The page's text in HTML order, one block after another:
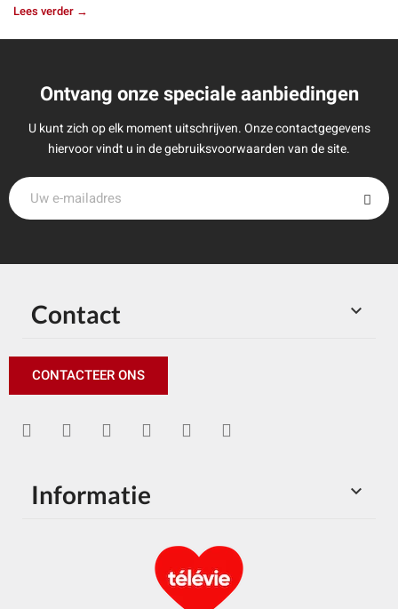
Lees verder →
Ontvang onze speciale aanbiedingen
U kunt zich op elk moment uitschrijven. Onze contactgegevens
hiervoor vindt u in de gebruiksvoorwaarden van de site.

Contact
CONTACTEER ONS

Informatie